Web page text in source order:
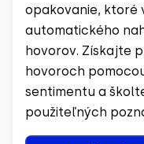
opakovanie, ktoré
automatického
hovorov. Získajte
hovoroch
sentimentu a
použiteľných